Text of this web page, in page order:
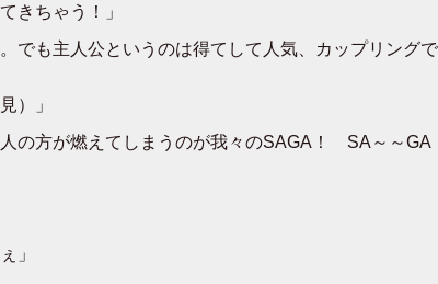
ちゃう！」
でも主人公というのは得てして人気、カップリング
）」
の方が燃えてしまうのが我々のSAGA！ SA～～
」